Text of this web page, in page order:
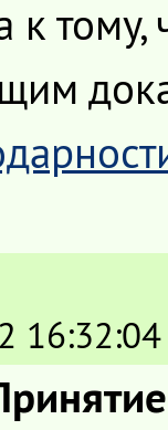
к
16:32:04